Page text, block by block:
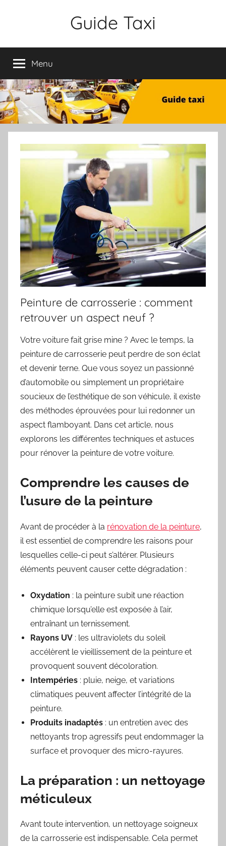
Guide Taxi
Menu
Peinture de carrosserie : comment
retrouver un aspect neuf ?
Votre voiture fait grise mine ? Avec le temps, la
peinture de carrosserie peut perdre de son éclat
et devenir terne. Que vous soyez un passionné
d’automobile ou simplement un propriétaire
soucieux de l’esthétique de son véhicule, il existe
des méthodes éprouvées pour lui redonner un
aspect flamboyant. Dans cet article, nous
explorons les différentes techniques et astuces
pour rénover la peinture de votre voiture.
Comprendre les causes de
l’usure de la peinture
Avant de procéder à la rénovation de la peinture,
il est essentiel de comprendre les raisons pour
lesquelles celle-ci peut s’altérer. Plusieurs
éléments peuvent causer cette dégradation :
Oxydation : la peinture subit une réaction
chimique lorsqu’elle est exposée à l’air,
entraînant un ternissement.
Rayons UV : les ultraviolets du soleil
accélèrent le vieillissement de la peinture et
provoquent souvent décoloration.
Intempéries : pluie, neige, et variations
climatiques peuvent affecter l’intégrité de la
peinture.
Produits inadaptés : un entretien avec des
nettoyants trop agressifs peut endommager la
surface et provoquer des micro-rayures.
La préparation : un nettoyage
méticuleux
Avant toute intervention, un nettoyage soigneux
de la carrosserie est indispensable. Cela permet